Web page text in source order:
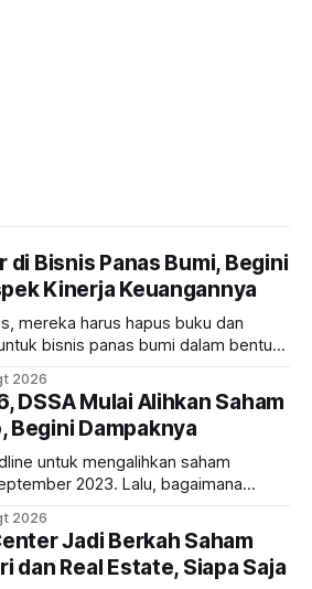
di Bisnis Panas Bumi, Begini
Kinerja Keuangannya
mereka harus hapus buku dan
bisnis panas bumi dalam bentuk
2026
DSSA Mulai Alihkan Saham
Begini Dampaknya
untuk mengalihkan saham
2023. Lalu, bagaimana
2026
Jadi Berkah Saham
dan Real Estate, Siapa Saja